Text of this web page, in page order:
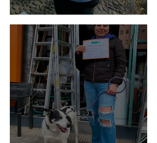
Bellota